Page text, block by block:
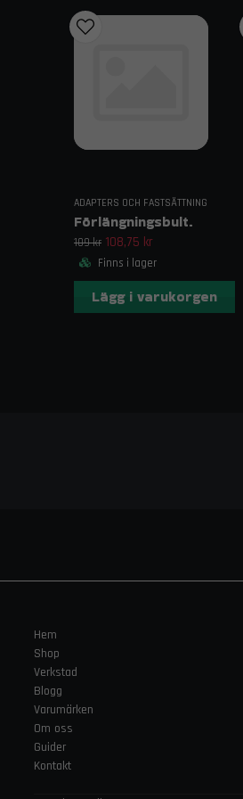
ADAPTERS OCH FASTSÄTTNING
Förlängningsbult.
109 kr 108,75 kr
Finns i lager
Lägg i varukorgen
Hem
Shop
Verkstad
Blogg
Varumärken
Om oss
Guider
Kontakt